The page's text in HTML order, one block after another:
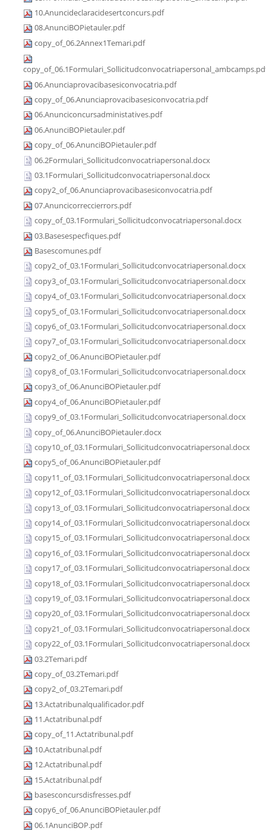
10.Anuncideclaracidesertconcurs.pdf
08.AnunciBOPietauler.pdf
copy_of_06.2Annex1Temari.pdf
06.Anunciaprovacibasesiconvocatria.pdf
copy_of_06.Anunciaprovacibasesiconvocatria.pdf
06.Anunciconcursadministatives.pdf
06.AnunciBOPietauler.pdf
copy_of_06.AnunciBOPietauler.pdf
06.2Formulari_Sollicitudconvocatriapersonal.docx
03.1Formulari_Sollicitudconvocatriapersonal.docx
copy2_of_06.Anunciaprovacibasesiconvocatria.pdf
07.Anuncicorreccierrors.pdf
copy_of_03.1Formulari_Sollicitudconvocatriapersonal.docx
03.Basesespecfiques.pdf
Basescomunes.pdf
copy2_of_03.1Formulari_Sollicitudconvocatriapersonal.docx
copy3_of_03.1Formulari_Sollicitudconvocatriapersonal.docx
copy4_of_03.1Formulari_Sollicitudconvocatriapersonal.docx
copy5_of_03.1Formulari_Sollicitudconvocatriapersonal.docx
copy6_of_03.1Formulari_Sollicitudconvocatriapersonal.docx
copy7_of_03.1Formulari_Sollicitudconvocatriapersonal.docx
copy2_of_06.AnunciBOPietauler.pdf
copy8_of_03.1Formulari_Sollicitudconvocatriapersonal.docx
copy3_of_06.AnunciBOPietauler.pdf
copy4_of_06.AnunciBOPietauler.pdf
copy9_of_03.1Formulari_Sollicitudconvocatriapersonal.docx
copy_of_06.AnunciBOPietauler.docx
copy10_of_03.1Formulari_Sollicitudconvocatriapersonal.docx
copy5_of_06.AnunciBOPietauler.pdf
copy11_of_03.1Formulari_Sollicitudconvocatriapersonal.docx
copy12_of_03.1Formulari_Sollicitudconvocatriapersonal.docx
copy13_of_03.1Formulari_Sollicitudconvocatriapersonal.docx
copy14_of_03.1Formulari_Sollicitudconvocatriapersonal.docx
copy15_of_03.1Formulari_Sollicitudconvocatriapersonal.docx
copy16_of_03.1Formulari_Sollicitudconvocatriapersonal.docx
copy17_of_03.1Formulari_Sollicitudconvocatriapersonal.docx
copy18_of_03.1Formulari_Sollicitudconvocatriapersonal.docx
copy19_of_03.1Formulari_Sollicitudconvocatriapersonal.docx
copy20_of_03.1Formulari_Sollicitudconvocatriapersonal.docx
copy21_of_03.1Formulari_Sollicitudconvocatriapersonal.docx
copy22_of_03.1Formulari_Sollicitudconvocatriapersonal.docx
03.2Temari.pdf
copy_of_03.2Temari.pdf
copy2_of_03.2Temari.pdf
13.Actatribunalqualificador.pdf
11.Actatribunal.pdf
copy_of_11.Actatribunal.pdf
10.Actatribunal.pdf
12.Actatribunal.pdf
15.Actatribunal.pdf
basesconcursdisfresses.pdf
copy6_of_06.AnunciBOPietauler.pdf
06.1AnunciBOP.pdf